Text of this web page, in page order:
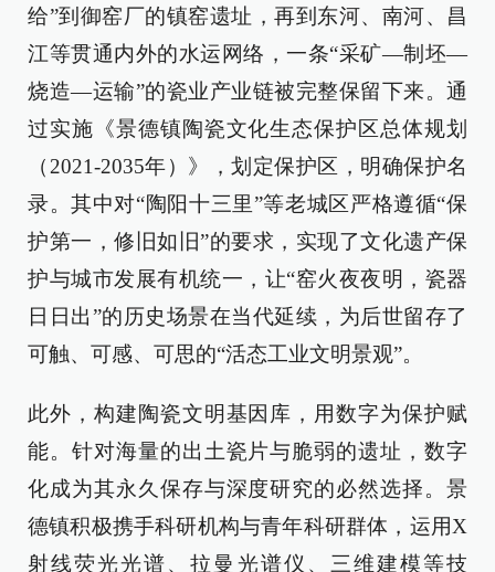
给”到御窑厂的镇窑遗址，再到东河、南河、昌
江等贯通内外的水运网络，一条“采矿—制坯—
烧造—运输”的瓷业产业链被完整保留下来。通
过实施《景德镇陶瓷文化生态保护区总体规划
（2021-2035年）》，划定保护区，明确保护名
录。其中对“陶阳十三里”等老城区严格遵循“保
护第一，修旧如旧”的要求，实现了文化遗产保
护与城市发展有机统一，让“窑火夜夜明，瓷器
日日出”的历史场景在当代延续，为后世留存了
可触、可感、可思的“活态工业文明景观”。
此外，构建陶瓷文明基因库，用数字为保护赋
能。针对海量的出土瓷片与脆弱的遗址，数字
化成为其永久保存与深度研究的必然选择。景
德镇积极携手科研机构与青年科研群体，运用X
射线荧光光谱、拉曼光谱仪、三维建模等技